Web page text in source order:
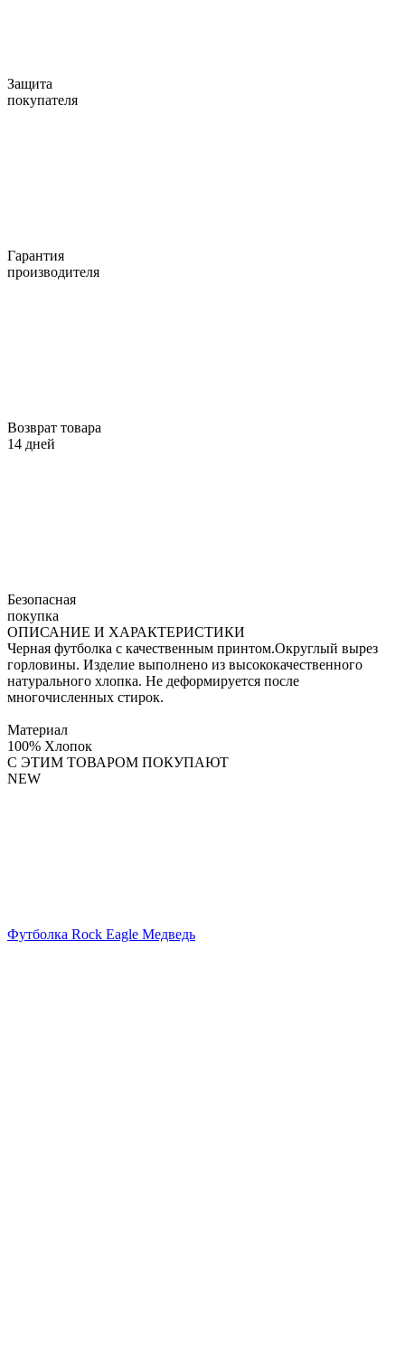
Защита
покупателя
Гарантия
производителя
Возврат товара
14 дней
Безопасная
покупка
ОПИСАНИЕ И ХАРАКТЕРИСТИКИ
Черная футболка с качественным принтом.Округлый вырез
горловины. Изделие выполнено из высококачественного
натурального хлопка. Не деформируется после
многочисленных стирок.
Материал
100% Хлопок
С ЭТИМ ТОВАРОМ ПОКУПАЮТ
NEW
Футболка Rock Eagle Медведь